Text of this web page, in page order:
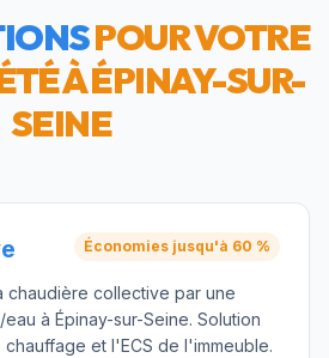
POUR VOTRE
ÀÉPINAY-SUR-
SEINE
Économies jusqu'à 60 %
chaudière collective par une
à Épinay-sur-Seine. Solution
et l'ECS de l'immeuble.